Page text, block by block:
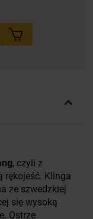
, czyli z
rękojeść. Klinga
ze szwedzkiej
się wysoką
Ostrze